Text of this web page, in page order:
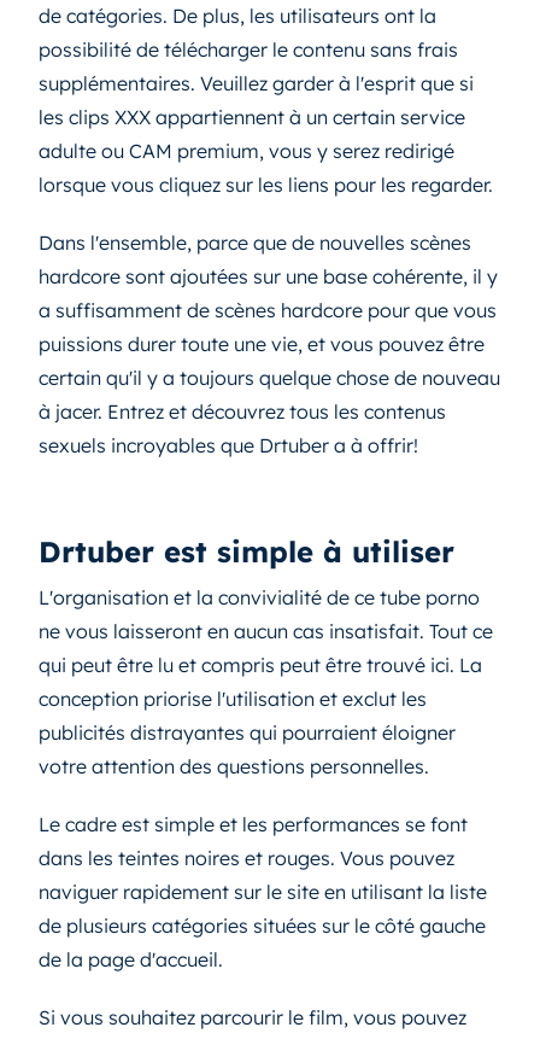
de catégories. De plus, les utilisateurs ont la
possibilité de télécharger le contenu sans frais
supplémentaires. Veuillez garder à l'esprit que si
les clips XXX appartiennent à un certain service
adulte ou CAM premium, vous y serez redirigé
lorsque vous cliquez sur les liens pour les regarder.
Dans l'ensemble, parce que de nouvelles scènes
hardcore sont ajoutées sur une base cohérente, il y
a suffisamment de scènes hardcore pour que vous
puissions durer toute une vie, et vous pouvez être
certain qu'il y a toujours quelque chose de nouveau
à jacer. Entrez et découvrez tous les contenus
sexuels incroyables que Drtuber a à offrir!
Drtuber est simple à utiliser
L'organisation et la convivialité de ce tube porno
ne vous laisseront en aucun cas insatisfait. Tout ce
qui peut être lu et compris peut être trouvé ici. La
conception priorise l'utilisation et exclut les
publicités distrayantes qui pourraient éloigner
votre attention des questions personnelles.
Le cadre est simple et les performances se font
dans les teintes noires et rouges. Vous pouvez
naviguer rapidement sur le site en utilisant la liste
de plusieurs catégories situées sur le côté gauche
de la page d'accueil.
Si vous souhaitez parcourir le film, vous pouvez